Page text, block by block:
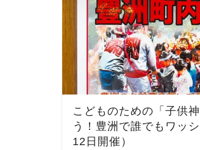
こどものための「子供
う！豊洲で誰でもワッ
12日開催）